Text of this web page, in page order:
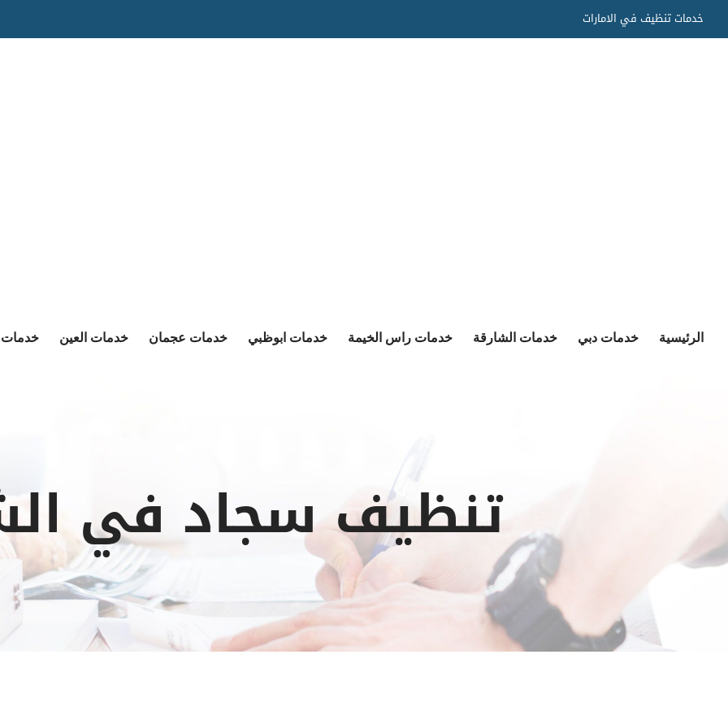
to
خدمات تنظيف في الامارات
الرئيسية خدمات دبي خدمات الشارقة خدمات راس الخيمة خدمات ابوظبي خدمات عجمان خدمات العين خدمات
تنظيف سجاد في